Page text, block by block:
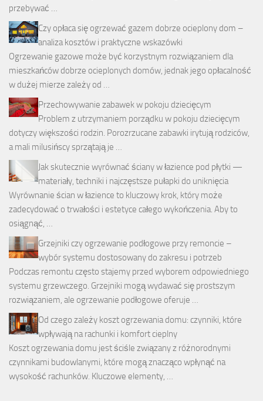
przebywać …
Czy opłaca się ogrzewać gazem dobrze ocieplony dom –
analiza kosztów i praktyczne wskazówki
Ogrzewanie gazowe może być korzystnym rozwiązaniem dla
mieszkańców dobrze ocieplonych domów, jednak jego opłacalność
w dużej mierze zależy od …
Przechowywanie zabawek w pokoju dziecięcym
Problem z utrzymaniem porządku w pokoju dziecięcym
dotyczy większości rodzin. Porozrzucane zabawki irytują rodziców,
a mali milusińscy sprzątają je …
Jak skutecznie wyrównać ściany w łazience pod płytki —
materiały, techniki i najczęstsze pułapki do uniknięcia
Wyrównanie ścian w łazience to kluczowy krok, który może
zadecydować o trwałości i estetyce całego wykończenia. Aby to
osiągnąć, …
Grzejniki czy ogrzewanie podłogowe przy remoncie –
wybór systemu dostosowany do zakresu i potrzeb
Podczas remontu często stajemy przed wyborem odpowiedniego
systemu grzewczego. Grzejniki mogą wydawać się prostszym
rozwiązaniem, ale ogrzewanie podłogowe oferuje …
Od czego zależy koszt ogrzewania domu: czynniki, które
wpływają na rachunki i komfort cieplny
Koszt ogrzewania domu jest ściśle związany z różnorodnymi
czynnikami budowlanymi, które mogą znacząco wpłynąć na
wysokość rachunków. Kluczowe elementy, …